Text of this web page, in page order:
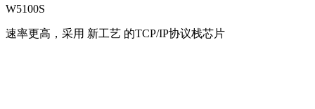
W5100S
速率更高，采用 新工艺 的TCP/IP协议栈芯片